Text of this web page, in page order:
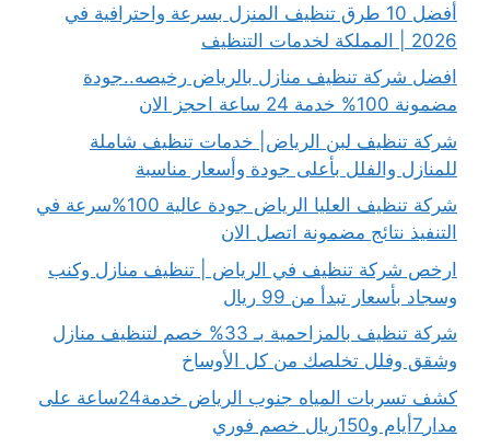
أفضل 10 طرق تنظيف المنزل بسرعة واحترافية في
2026 | المملكة لخدمات التنظيف
افضل شركة تنظيف منازل بالرياض رخيصه..جودة
مضمونة 100% خدمة 24 ساعة احجز الان
شركة تنظيف لبن الرياض| خدمات تنظيف شاملة
للمنازل والفلل بأعلى جودة وأسعار مناسبة
شركة تنظيف العليا الرياض جودة عالية 100%سرعة في
التنفيذ نتائج مضمونة اتصل الان
ارخص شركة تنظيف في الرياض | تنظيف منازل وكنب
وسجاد بأسعار تبدأ من 99 ريال
شركة تنظيف بالمزاحمية بـ 33% خصم لتنظيف منازل
وشقق وفلل تخلصك من كل الأوساخ
كشف تسربات المياه جنوب الرياض خدمة24ساعة على
مدار7أيام و150ريال خصم فوري